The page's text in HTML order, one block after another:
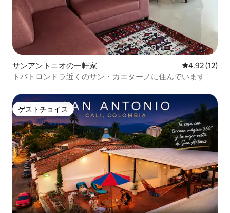
サンアントニオの一軒家 レビュー12
4.92 (12)
トパトロンドラ近くのサン・カエターノに住んでいます
ゲストチョイス
ゲストチョイス